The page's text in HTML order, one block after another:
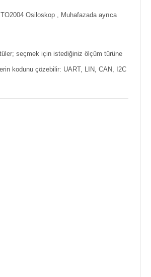
Osiloskop , Muhafazada ayrıca
seçmek için istediğiniz ölçüm türüne
kodunu çözebilir: UART, LIN, CAN, I2C